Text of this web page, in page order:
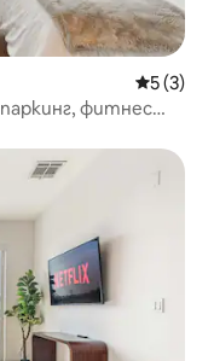
Средна
5 (3)
фитнес